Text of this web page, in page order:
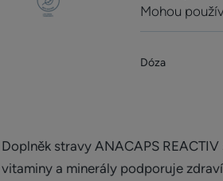
Mohou
Dóza
Doplněk stravy ANACAPS
vitaminy a minerály podporuje